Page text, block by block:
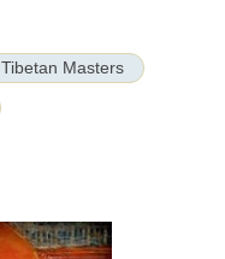
Tibetan Masters